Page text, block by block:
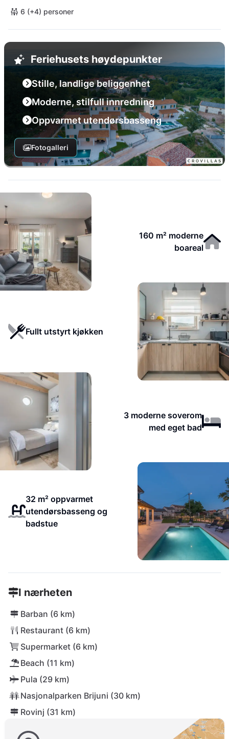
6 (+4) personer
Feriehusets høydepunkter
Stille, landlige beliggenhet
Moderne, stilfull innredning
Oppvarmet utendørsbasseng
Fotogalleri
160 m² moderne
boareal
Fullt utstyrt kjøkken
3 moderne soverom
med eget bad
32 m² oppvarmet
utendørsbasseng og
badstue
I nærheten
Barban (6 km)
Restaurant (6 km)
Supermarket (6 km)
Beach (11 km)
Pula (29 km)
Nasjonalparken Brijuni (30 km)
Rovinj (31 km)